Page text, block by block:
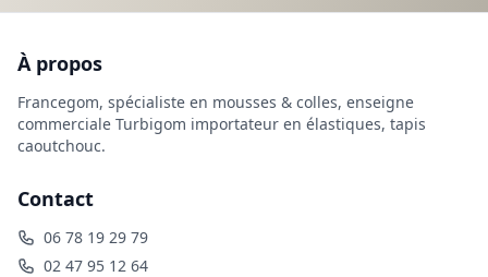
À propos
Francegom, spécialiste en mousses & colles, enseigne
commerciale Turbigom importateur en élastiques, tapis
caoutchouc.
Contact
06 78 19 29 79
02 47 95 12 64